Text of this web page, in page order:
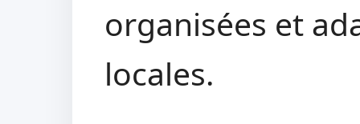
organisées et
locales.